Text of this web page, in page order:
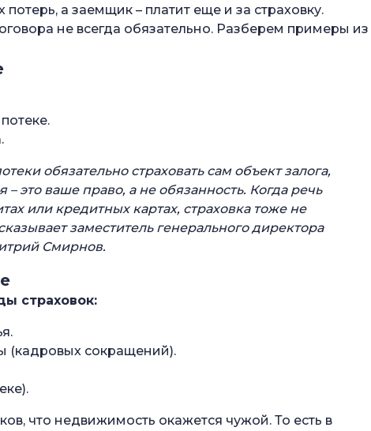
лица
страховки по кредиту?
по кредиту
по кредиту?
по кредиту?
по кредиту?
а заемщик – платит еще и за страховку.
не всегда обязательно. Разберем примеры из
обязательно страховать сам объект залога,
это ваше право, а не обязанность. Когда речь
или кредитных картах, страховка тоже не
заместитель генерального директора
Смирнов.
страховок:
(кадровых сокращений).
что недвижимость окажется чужой. То есть в